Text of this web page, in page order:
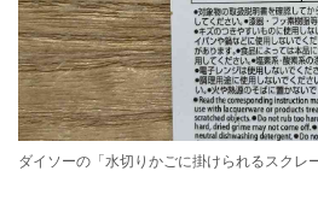
ダイソーの「水切りかごに掛けられるスクレ